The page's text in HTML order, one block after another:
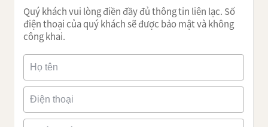
Quý khách vui lòng điền đầy đủ thông tin liên lạc. Số
điện thoại của quý khách sẽ được bảo mật và không
công khai.